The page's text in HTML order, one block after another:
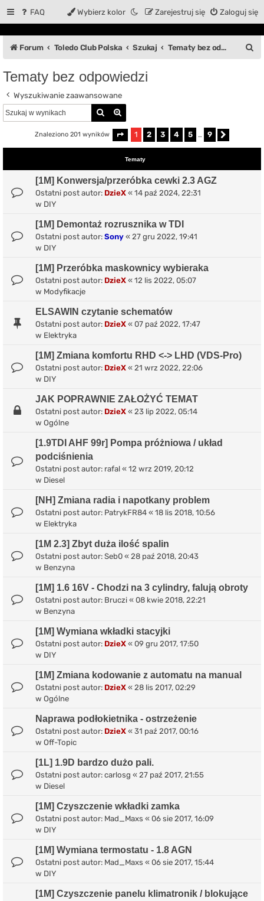
FAQ Zaloguj się
Zarejestruj się
Wybierz kolor
Forum Toledo Club Polska Szukaj Tematy bez odpowiedzi
Tematy bez odpowiedzi
Wyszukiwanie zaawansowane
Szukaj
Znaleziono 201 wyników Strona z9
1 2 3 4 5 … 9
Tematy
[1M] Konwersja/przeróbka cewki 2.3 AGZ
Ostatni post autor: DzieX « 14 paź 2024, 22:31
w DIY
[1M] Demontaż rozrusznika w TDI
Ostatni post autor: Sony « 27 gru 2022, 19:41
w DIY
[1M] Przeróbka maskownicy wybieraka
Ostatni post autor: DzieX « 12 lis 2022, 05:07
w Modyfikacje
ELSAWIN czytanie schematów
Ostatni post autor: DzieX « 07 paź 2022, 17:47
w Elektryka
[1M] Zmiana komfortu RHD <-> LHD (VDS-Pro)
Ostatni post autor: DzieX « 21 wrz 2022, 22:06
w DIY
JAK POPRAWNIE ZAŁOŻYĆ TEMAT
Ostatni post autor: DzieX « 23 lip 2022, 05:14
w Ogólne
[1.9TDI AHF 99r] Pompa próżniowa / układ
podciśnienia
Ostatni post autor: rafal « 12 wrz 2019, 20:12
w Diesel
[NH] Zmiana radia i napotkany problem
Ostatni post autor: PatrykFR84 « 18 lis 2018, 10:56
w Elektryka
[1M 2.3] Zbyt duża ilość spalin
Ostatni post autor: Seb0 « 28 paź 2018, 20:43
w Benzyna
[1M] 1.6 16V - Chodzi na 3 cylindry, falują obroty
Ostatni post autor: Bruczi « 08 kwie 2018, 22:21
w Benzyna
[1M] Wymiana wkładki stacyjki
Ostatni post autor: DzieX « 09 gru 2017, 17:50
w DIY
[1M] Zmiana kodowanie z automatu na manual
Ostatni post autor: DzieX « 28 lis 2017, 02:29
w Ogólne
Naprawa podłokietnika - ostrzeżenie
Ostatni post autor: DzieX « 31 paź 2017, 00:16
w Off-Topic
[1L] 1.9D bardzo dużo pali.
Ostatni post autor: carlosg « 27 paź 2017, 21:55
w Diesel
[1M] Czyszczenie wkładki zamka
Ostatni post autor: Mad_Maxs « 06 sie 2017, 16:09
w DIY
[1M] Wymiana termostatu - 1.8 AGN
Ostatni post autor: Mad_Maxs « 06 sie 2017, 15:44
w DIY
[1M] Czyszczenie panelu klimatronik / blokujące